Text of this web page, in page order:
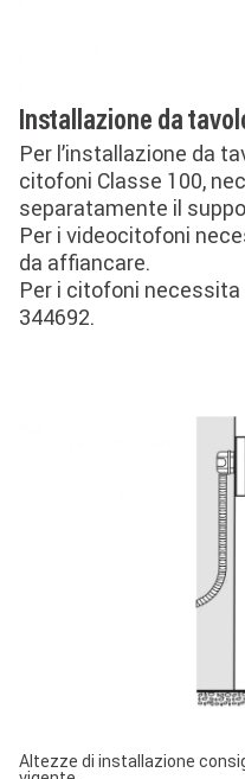
Installazione da
Per l’installazione da
citofoni Classe 100,
separatamente il
Per i videocitofoni
da affiancare.
Per i citofoni
344692.
Altezze di installazione